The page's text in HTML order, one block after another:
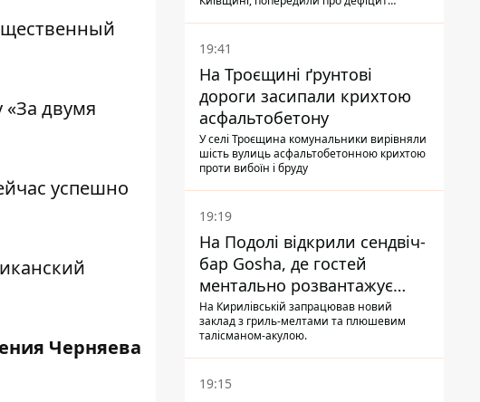
двумя
успешно
Черняева
19:41
На Троєщині ґрунтові
дороги засипали крихтою
асфальтобетону
У селі Троєщина комунальники вирівняли
шість вулиць асфальтобетонною крихтою
проти вибоїн і бруду
19:19
На Подолі відкрили сендвіч-
бар Gosha, де гостей
ментально розвантажує
акула
На Кирилівській запрацював новий
заклад з гриль-мелтами та плюшевим
талісманом-акулою.
19:15